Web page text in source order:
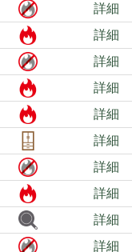
詳細
詳細
詳細
詳細
詳細
詳細
詳細
詳細
詳細
詳細